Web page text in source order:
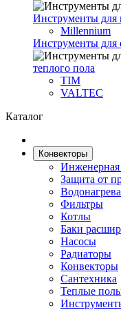
Инструменты для
Millennium
Инструменты для
теплого пола
TIM
VALTEC
Каталог
Конвекторы
Инженерная
Защита от
Фильтры
Котлы
Баки
Насосы
Радиаторы
Конвекторы
Сантехника
Теплые